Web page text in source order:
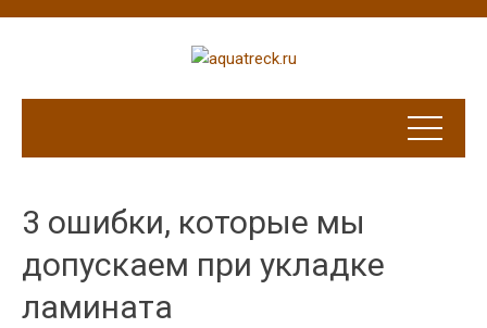
3 ошибки, которые мы
допускаем при укладке
ламината